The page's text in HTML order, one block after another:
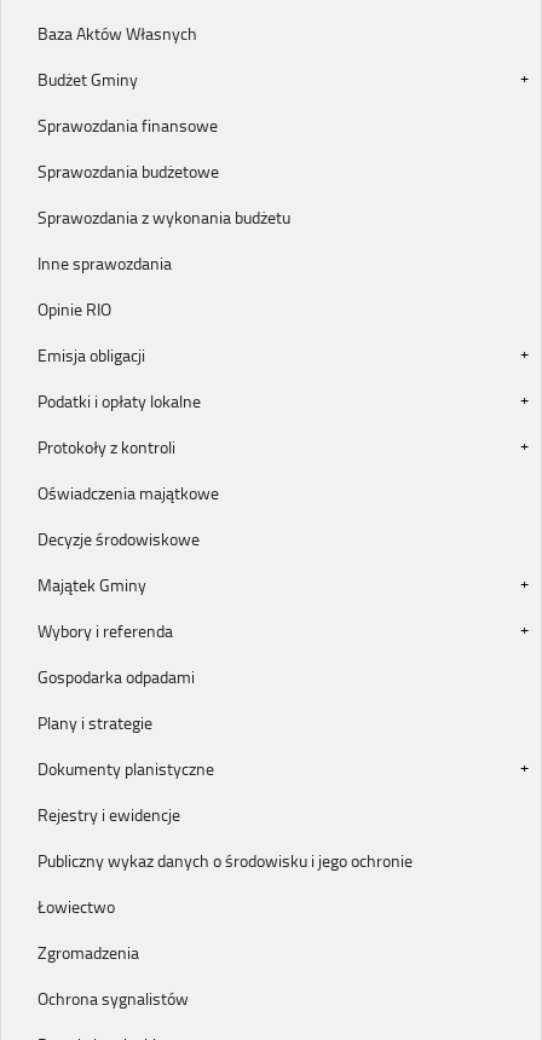
Baza Aktów Własnych
Budżet Gminy
Sprawozdania finansowe
Sprawozdania budżetowe
Sprawozdania z wykonania budżetu
Inne sprawozdania
Opinie RIO
Emisja obligacji
Podatki i opłaty lokalne
Protokoły z kontroli
Oświadczenia majątkowe
Decyzje środowiskowe
Majątek Gminy
Wybory i referenda
Gospodarka odpadami
Plany i strategie
Dokumenty planistyczne
Rejestry i ewidencje
Publiczny wykaz danych o środowisku i jego ochronie
Łowiectwo
Zgromadzenia
Ochrona sygnalistów